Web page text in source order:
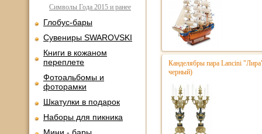
Символы Года 2015 и ранее
Глобус-бары
Сувениры SWAROVSKI
Книги в кожаном
переплете
Фотоальбомы и
фоторамки
Шкатулки в подарок
Наборы для пикника
Канделябры пара Lancini
черный)